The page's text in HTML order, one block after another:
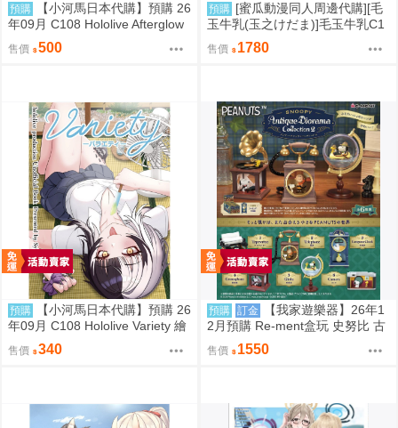
預購
【小河馬日本代購】預購 26
年09月 C108 Hololive Afterglow
繪師:カノチ
售價 500
預購 [蜜瓜動漫同人周邊代購][毛
玉牛乳(玉之けだま)]毛玉牛乳C1
08新刊セット(同人誌)
售價 1780
預購
【小河馬日本代購】預購 26
年09月 C108 Hololive Variety 繪
師:Syun
售價 340
預購 訂金
【我家遊樂器】26年1
2月預購 Re-ment盒玩 史努比 古
董立體場景2
售價 1550